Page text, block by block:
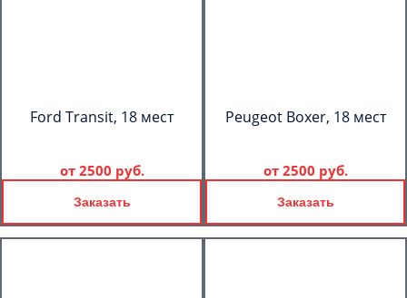
Ford Transit, 18 мест
от 2500 руб.
Заказать
Peugeot Boxer, 18 мест
от 2500 руб.
Заказать